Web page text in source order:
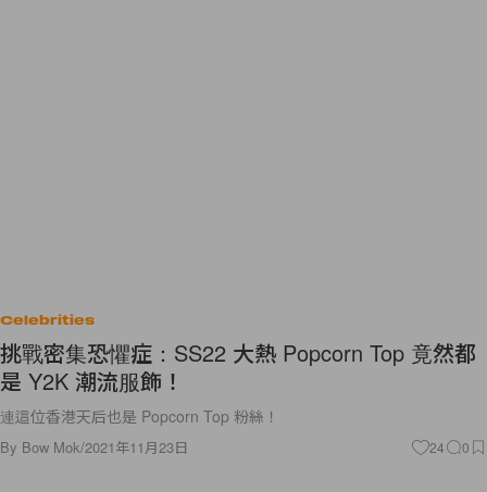
Celebrities
挑戰密集恐懼症：SS22 大熱 Popcorn Top 竟然都
是 Y2K 潮流服飾！
連這位香港天后也是 Popcorn Top 粉絲！
By Bow Mok/2021年11月23日 24 0